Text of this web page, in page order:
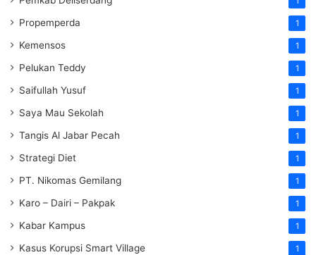
Propemperda 1
Kemensos 1
Pelukan Teddy 1
Saifullah Yusuf 1
Saya Mau Sekolah 1
Tangis Al Jabar Pecah 1
Strategi Diet 1
PT. Nikomas Gemilang 1
Karo – Dairi – Pakpak 1
Kabar Kampus 1
Kasus Korupsi Smart Village 1